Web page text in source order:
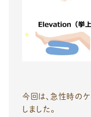
今回は、急性時の
しました。